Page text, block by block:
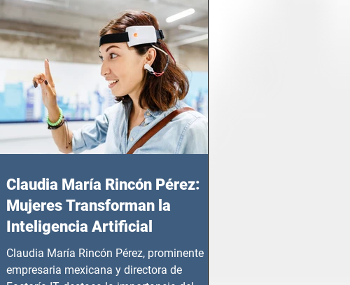
Claudia María Rincón Pérez:
Mujeres Transforman la
Inteligencia Artificial
Claudia María Rincón Pérez, prominente
empresaria mexicana y directora de